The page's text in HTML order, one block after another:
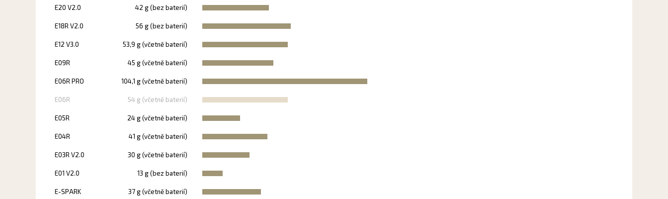
E20 V2.0 42 g (bez baterií)
E18R V2.0 56 g (bez baterií)
E12 V3.0 53,9 g (včetně baterií)
E09R 45 g (včetně baterií)
E06R PRO 104,1 g (včetně baterií)
E06R 54 g (včetně baterií)
E05R 24 g (včetně baterií)
E04R 41 g (včetně baterií)
E03R V2.0 30 g (včetně baterií)
E01 V2.0 13 g (bez baterií)
E-SPARK 37 g (včetně baterií)